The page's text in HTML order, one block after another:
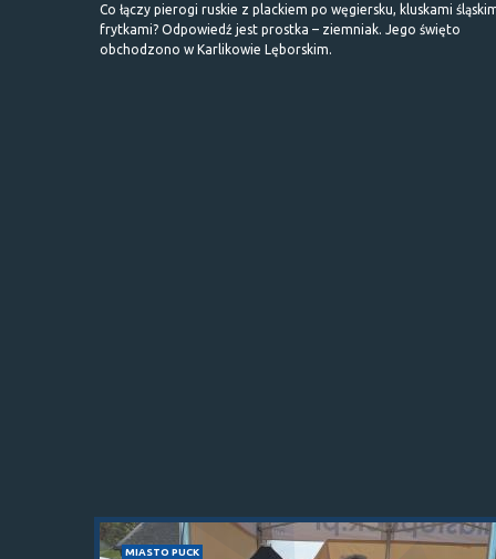
Co łączy pierogi ruskie z plackiem po węgiersku, kluskami
frytkami? Odpowiedź jest prostka – ziemniak. Jego święto
obchodzono w Karlikowie Lęborskim.
MIASTO PUCK